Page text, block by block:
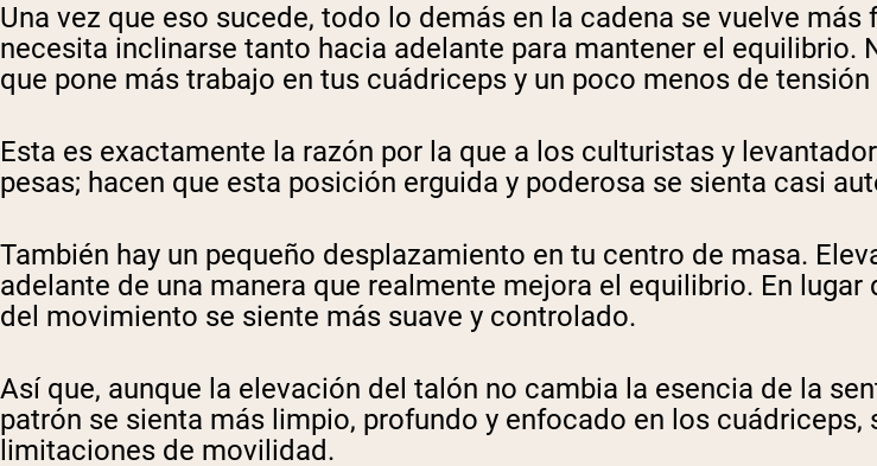
Una vez que eso sucede, todo lo demás en la cadena se vuelve
necesita inclinarse tanto hacia adelante para mantener el
que pone más trabajo en tus cuádriceps y un poco menos de
Esta es exactamente la razón por la que a los culturistas y
pesas; hacen que esta posición erguida y poderosa se sienta casi
También hay un pequeño desplazamiento en tu centro de masa.
adelante de una manera que realmente mejora el equilibrio. En
del movimiento se siente más suave y controlado.
Así que, aunque la elevación del talón no cambia la esencia de la
patrón se sienta más limpio, profundo y enfocado en los
limitaciones de movilidad.